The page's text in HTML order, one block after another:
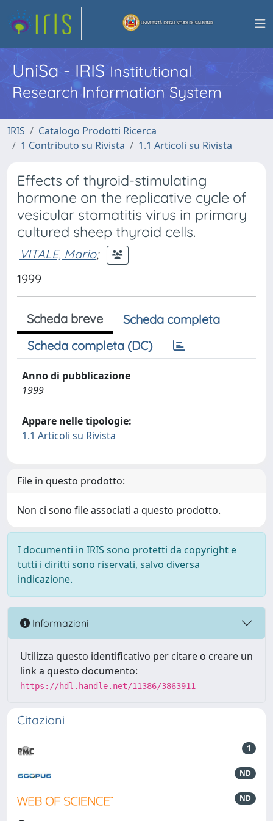
UniSa - IRISInstitutional
Research Information System
IRIS
Catalogo Prodotti Ricerca
1 Contributo su Rivista
1.1 Articoli su Rivista
Effects of thyroid-stimulating
hormone on the replicative cycle of
vesicular stomatitis virus in primary
cultured sheep thyroid cells.
VITALE, Mario;
1999
Scheda breve
Scheda completa
Scheda completa (DC)
Anno di pubblicazione
1999
Appare nelle tipologie:
1.1 Articoli su Rivista
File in questo prodotto:
Non ci sono file associati a questo prodotto.
I documenti in IRIS sono protetti da copyright e
tutti i diritti sono riservati, salvo diversa
indicazione.
Informazioni
Utilizza questo identificativo per citare o creare un
link a questo documento:
https://hdl.handle.net/11386/3863911
Citazioni
1
ND
ND